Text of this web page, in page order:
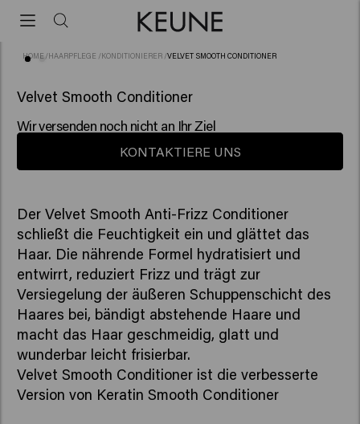
HOME /HAARPFLEGE /KONDITIONIERER /VELVET SMOOTH CONDITIONER
Velvet Smooth Conditioner
Wir versenden noch nicht an Ihr Ziel
KONTAKTIERE UNS
Der Velvet Smooth Anti-Frizz Conditioner
schließt die Feuchtigkeit ein und glättet das
Haar. Die nährende Formel hydratisiert und
entwirrt, reduziert Frizz und trägt zur
Versiegelung der äußeren Schuppenschicht des
Haares bei, bändigt abstehende Haare und
macht das Haar geschmeidig, glatt und
wunderbar leicht frisierbar.
Velvet Smooth Conditioner ist die verbesserte
Version von Keratin Smooth Conditioner